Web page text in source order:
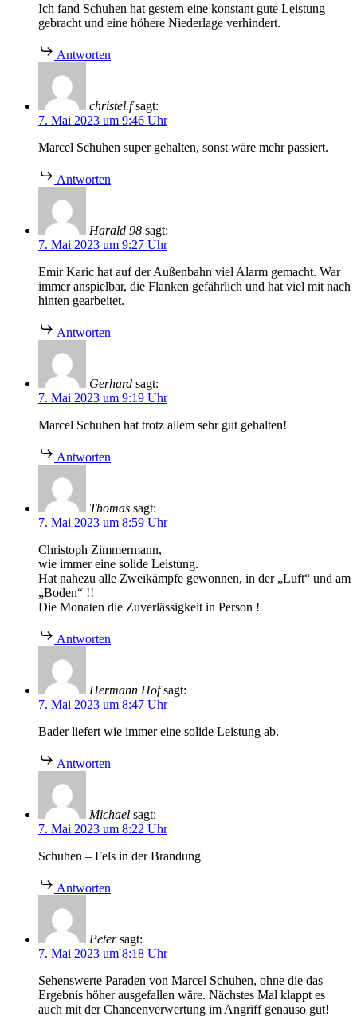
Ich fand Schuhen hat gestern eine konstant gute Leistung
gebracht und eine höhere Niederlage verhindert.
Antworten
christel.f sagt:
7. Mai 2023 um 9:46 Uhr
Marcel Schuhen super gehalten, sonst wäre mehr passiert.
Antworten
Harald 98 sagt:
7. Mai 2023 um 9:27 Uhr
Emir Karic hat auf der Außenbahn viel Alarm gemacht. War
immer anspielbar, die Flanken gefährlich und hat viel mit nach
hinten gearbeitet.
Antworten
Gerhard sagt:
7. Mai 2023 um 9:19 Uhr
Marcel Schuhen hat trotz allem sehr gut gehalten!
Antworten
Thomas sagt:
7. Mai 2023 um 8:59 Uhr
Christoph Zimmermann,
wie immer eine solide Leistung.
Hat nahezu alle Zweikämpfe gewonnen, in der „Luft“ und am
„Boden“ !!
Die Monaten die Zuverlässigkeit in Person !
Antworten
Hermann Hof sagt:
7. Mai 2023 um 8:47 Uhr
Bader liefert wie immer eine solide Leistung ab.
Antworten
Michael sagt:
7. Mai 2023 um 8:22 Uhr
Schuhen – Fels in der Brandung
Antworten
Peter sagt:
7. Mai 2023 um 8:18 Uhr
Sehenswerte Paraden von Marcel Schuhen, ohne die das
Ergebnis höher ausgefallen wäre. Nächstes Mal klappt es
auch mit der Chancenverwertung im Angriff genauso gut!